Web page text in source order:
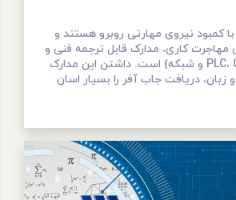
کمبود نیروی مهارتی روبرو هستند و
مهاجرت کاری، مدارک قابل ترجمه فنی و
حرفه‌ای (مثل PLC، CNC و شبکه) است. داشتن این مدارک
زبان، دریافت جاب آفر را بسیار اسان